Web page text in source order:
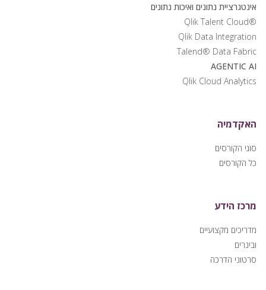
אינטגרציית נתונים ואיכות נתונים
®Qlik Talent Cloud
Qlik Data Integration
Talend® Data Fabric
AGENTIC AI
Qlik Cloud Analytics
האקדמיה
סוגי הקורסים
כל הקורסים
מרכז הידע
מדריכים מקצועיים
ובינרים
סרטוני הדרכה